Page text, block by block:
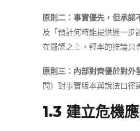
原則二：事實優先，但承認
及「預計何時能提供進一步
在嚴謹之上，輕率的推論只
原則三：內部對齊優於對外
問）對事實版本與說法口徑
1.3 建立危機